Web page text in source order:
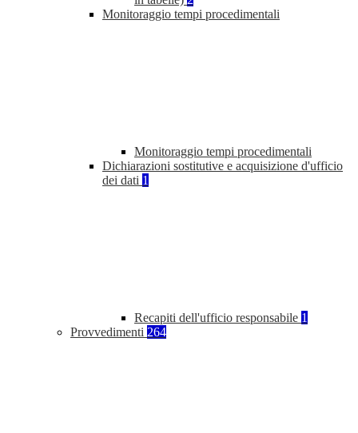
Monitoraggio tempi procedimentali
Monitoraggio tempi procedimentali
Dichiarazioni sostitutive e acquisizione d'ufficio
dei dati 1
Recapiti dell'ufficio responsabile 1
Provvedimenti 264